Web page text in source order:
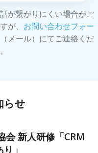
が繋がりにくい場合がご
が、 お問い合わせフォー
メール）にてご連絡くだ
らせ
会 新人研修「CRM
」